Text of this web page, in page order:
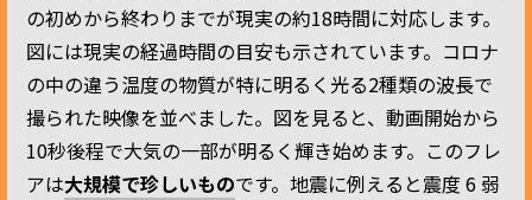
の初めから終わりまでが現実の約18時間に対応します。
図には現実の経過時間の目安も示されています。コロナ
の中の違う温度の物質が特に明るく光る2種類の波長で
撮られた映像を並べました。図を見ると、動画開始から
10秒後程で大気の一部が明るく輝き始めます。このフレ
アは大規模で珍しいものです。地震に例えると震度 6 弱